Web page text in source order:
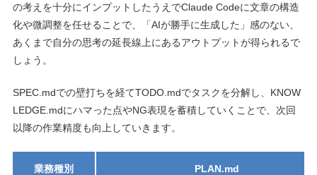
の考えを十分にインプットしたうえでClaude Codeに文章の構造
化や微調整を任せることで、「AIが勝手に生成した」感のない、
あくまで自分の思考の延長線上にあるアウトプットが得られるで
しょう。
SPEC.mdでの壁打ちを経てTODO.mdでタスクを分解し、KNOW
LEDGE.mdにハマった点やNG表現を蓄積していくことで、次回
以降の作業精度も向上していきます。
業務種別 PLAN.md